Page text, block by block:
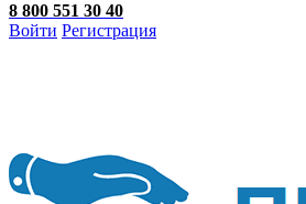
8 800 551 30 40
Войти Регистрация